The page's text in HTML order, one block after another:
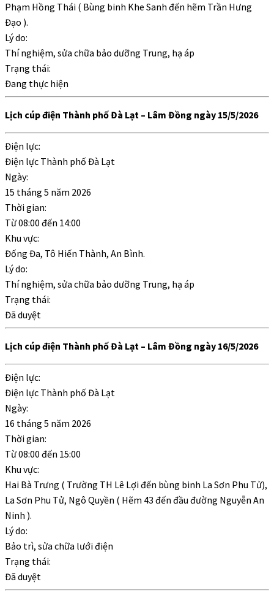
Phạm Hồng Thái ( Bùng binh Khe Sanh đến hẽm Trần Hưng
Đạo ).
Lý do:
Thí nghiệm, sửa chữa bảo dưỡng Trung, hạ áp
Trạng thái:
Đang thực hiện
Lịch cúp điện Thành phố Đà Lạt – Lâm Đồng ngày 15/5/2026
Điện lực:
Điện lực Thành phố Đà Lạt
Ngày:
15 tháng 5 năm 2026
Thời gian:
Từ08:00 đến 14:00
Khu vực:
Đống Đa, Tô Hiến Thành, An Bình.
Lý do:
Thí nghiệm, sửa chữa bảo dưỡng Trung, hạ áp
Trạng thái:
Đã duyệt
Lịch cúp điện Thành phố Đà Lạt – Lâm Đồng ngày 16/5/2026
Điện lực:
Điện lực Thành phố Đà Lạt
Ngày:
16 tháng 5 năm 2026
Thời gian:
Từ08:00 đến 15:00
Khu vực:
Hai Bà Trưng ( Trường TH Lê Lợi đến bùng binh La Sơn Phu Tử),
La Sơn Phu Tử, Ngô Quyền ( Hẽm 43 đến đầu đường Nguyễn An
Ninh ).
Lý do:
Bảo trì, sửa chữa lưới điện
Trạng thái:
Đã duyệt